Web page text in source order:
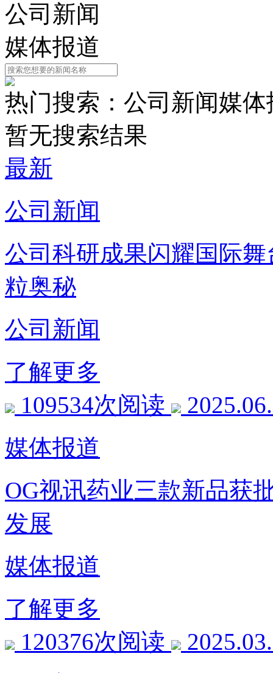
公司新闻
媒体报道
热门搜索： 公司新闻媒体
暂无搜索结果
最新
公司新闻
公司科研成果闪耀国际
粒奥秘
公司新闻
了解更多
109534次阅读
媒体报道
OG视讯药业三款新品获
发展
媒体报道
了解更多
120376次阅读